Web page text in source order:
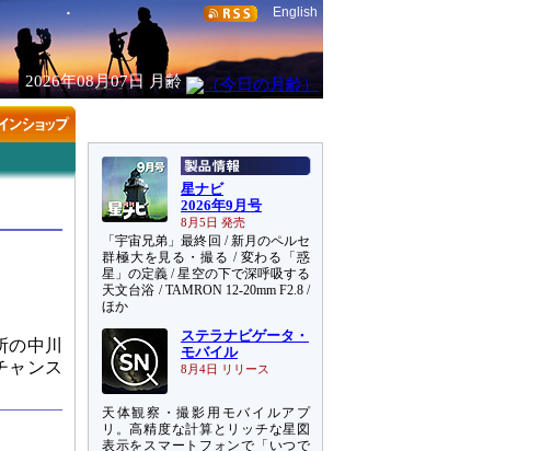
English
2026年08月07日 月齢
中川
ャンス
星ナビ
2026年9月号
8月5日 発売
「宇宙兄弟」最終回 / 新月のペルセ
群極大を見る・撮る / 変わる「惑
星」の定義 / 星空の下で深呼吸する
天文台浴 / TAMRON 12-20mm F2.8 /
ほか
ステラナビゲータ・
モバイル
8月4日 リリース
天体観察・撮影用モバイルアプ
リ。高精度な計算とリッチな星図
表示をスマートフォンで「いつで